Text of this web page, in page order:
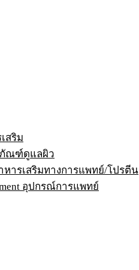
สริม
ภัณฑ์ดูแลผิว
หารเสริมทางการแพทย์/โปรตีน
อุปกรณ์การแพทย์